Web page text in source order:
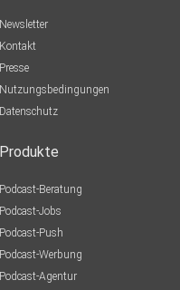
Newsletter
Kontakt
Presse
Nutzungsbedingungen
Datenschutz
Produkte
Podcast-Beratung
Podcast-Jobs
Podcast-Push
Podcast-Werbung
Podcast-Agentur